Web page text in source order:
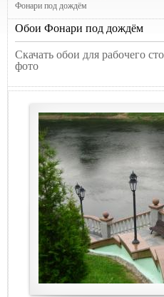
Фонари под дождём
Обои Фонари под дождём
Скачать обои для рабочего
фото